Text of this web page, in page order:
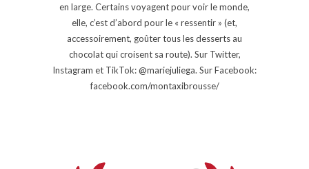
en large. Certains voyagent pour voir le monde,
elle, c’est d’abord pour le « ressentir » (et,
accessoirement, goûter tous les desserts au
chocolat qui croisent sa route). Sur Twitter,
Instagram et TikTok: @mariejuliega. Sur Facebook:
facebook.com/montaxibrousse/